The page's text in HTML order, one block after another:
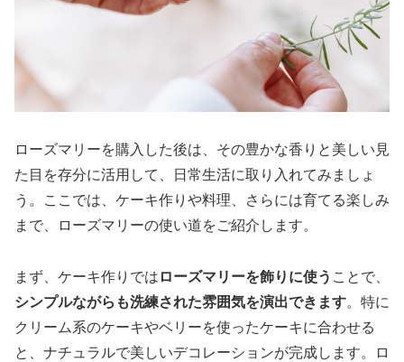
ローズマリーを購入した後は、その豊かな香りと美しい見
た目を存分に活用して、日常生活に取り入れてみましょ
う。ここでは、ケーキ作りや料理、さらには育てる楽しみ
まで、ローズマリーの使い道をご紹介します。
まず、ケーキ作りでは ローズマリーを飾りに使う ことで、
シンプルながらも洗練された雰囲気を演出できます。特に
クリーム系のケーキやベリーを使ったケーキに合わせる
と、ナチュラルで美しいデコレーションが完成します。ロ